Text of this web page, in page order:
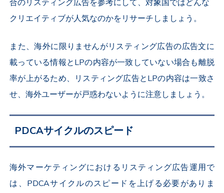
合のリスティング広告を参考にして、対象国ではどんな
クリエイティブが人気なのかをリサーチしましょう。
また、海外に限りませんがリスティング広告の広告文に
載っている情報とLPの内容が一致していない場合も離脱
率が上がるため、リスティング広告とLPの内容は一致さ
せ、海外ユーザーが戸惑わないように注意しましょう。
PDCAサイクルのスピード
海外マーケティングにおけるリスティング広告運用で
は、PDCAサイクルのスピードを上げる必要がありま